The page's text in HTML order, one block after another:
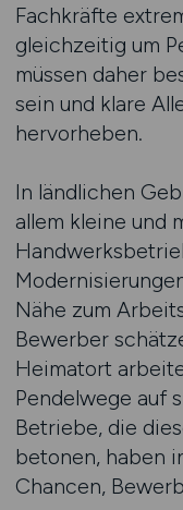
Fachkräfte
gleichzeitig um
müssen daher
sein und klare
hervorheben.
In ländlichen
allem kleine und
Nähe zum
Bewerber
Heimatort
Pendelwege auf
Betriebe, die
betonen, haben
Chancen,